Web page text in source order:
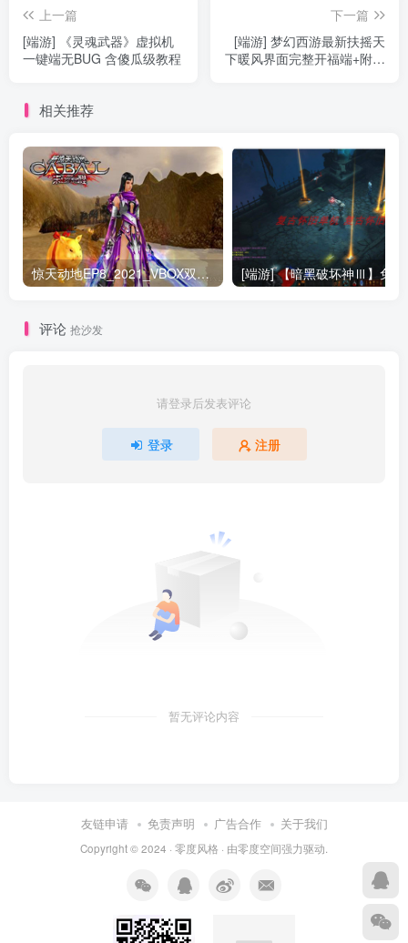
上一篇
[端游] 《灵魂武器》虚拟机
一键端无BUG 含傻瓜级教程
下一篇
[端游] 梦幻西游最新扶摇天
下暖风界面完整开福端+附带
相关推荐
惊天动地EP8_2021_VBOX双虚拟机单机版 win10可玩
评论 抢沙发
请登录后发表评论
登录 注册
暂无评论内容
友链申请 免责声明 广告合作 关于我们
Copyright © 2024 · 零度风格 · 由零度空间强力驱动.